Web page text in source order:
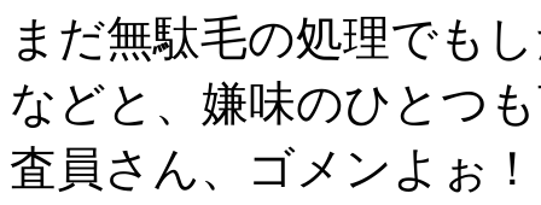
まだ無駄毛の処理でも
などと、嫌味のひとつ
査員さん、ゴメンよぉ